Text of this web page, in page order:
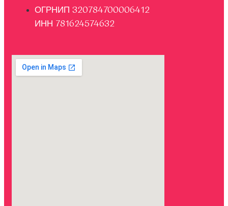
ОГРНИП 320784700006412
ИНН 781624574632